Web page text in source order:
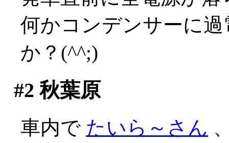
何かコンデンサーに
か？(^^;)
#2 秋葉原
車内で たいら～さん